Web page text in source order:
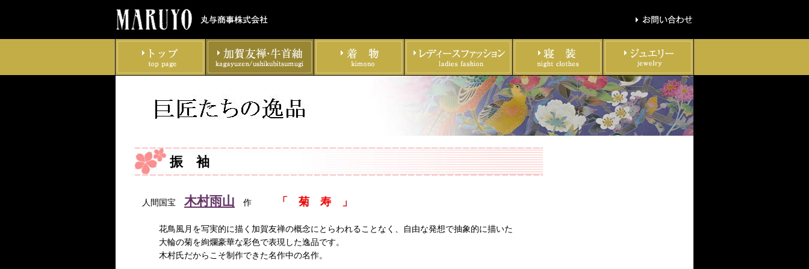
振 袖
人間国宝 木村雨山 作 「 菊 寿 」
花鳥風月を写実的に描く加賀友禅の概念にとらわれることなく、自由な発想で抽象的に描いた
大輪の菊を絢爛豪華な彩色で表現した逸品です。
木村氏だからこそ制作できた名作中の名作。